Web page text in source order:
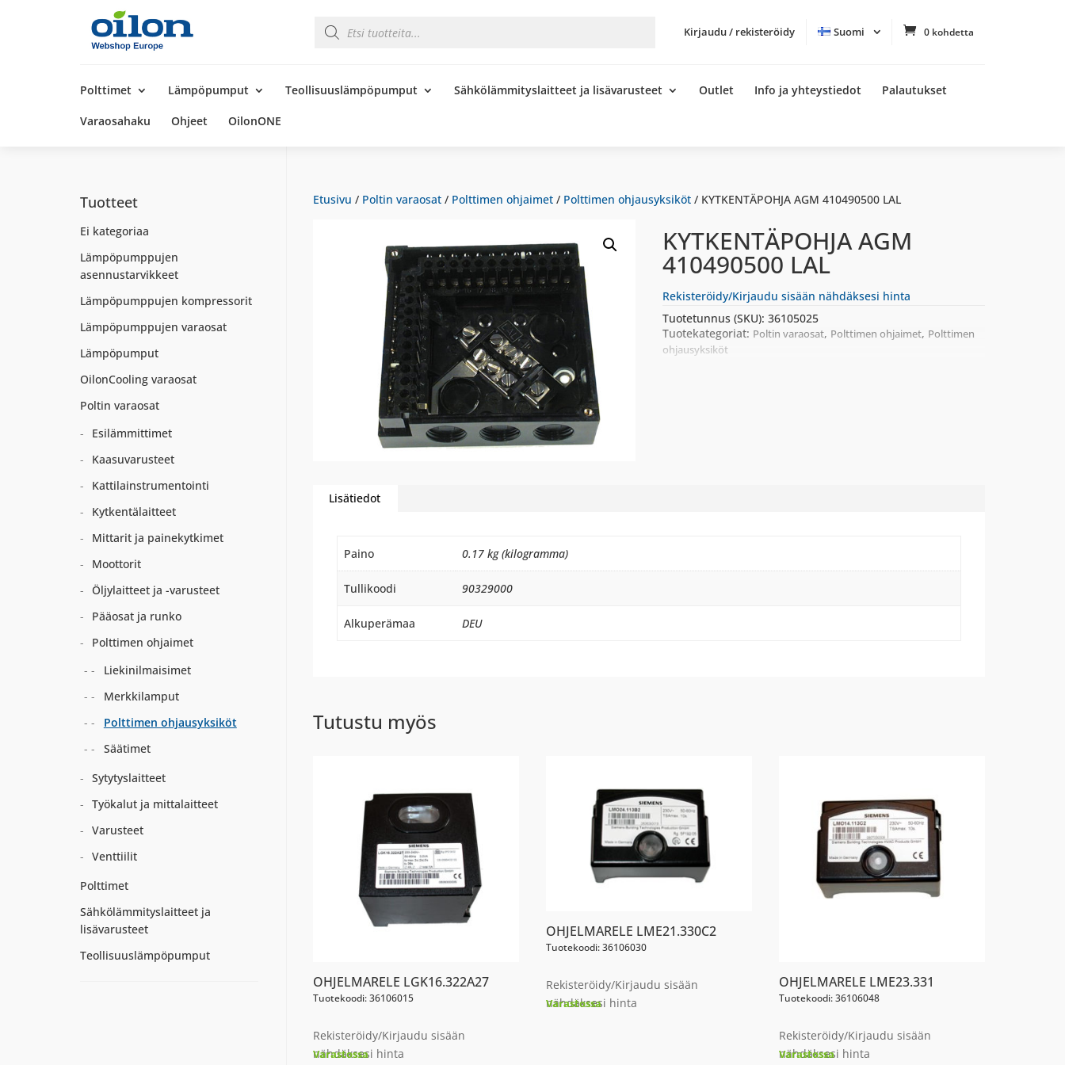
Kirjaudu / rekisteröidy Suomi 0 kohdetta
search
Polttimet Lämpöpumput Teollisuuslämpöpumput Sähkölämmityslaitteet ja lisävarusteet Outlet Info ja yhteystiedot Palautukset
Varaosahaku Ohjeet OilonONE
Etusivu / Poltin varaosat/ Polttimen ohjaimet/ Polttimen ohjausyksiköt/ KYTKENTÄPOHJA AGM 410490500 LAL
KYTKENTÄPOHJA AGM
410490500 LAL
Rekisteröidy/Kirjaudu sisään nähdäksesi hinta
Tuotetunnus (SKU):36105025
Tuotekategoriat: Poltin varaosat, Polttimen ohjaimet, Polttimen
ohjausyksiköt
Lisätiedot
Paino 0.17 kg (kilogramma)
Tullikoodi 90329000
Alkuperämaa DEU
Tutustu myös
OHJELMARELE LGK16.322A27
Tuotekoodi: 36106015
Rekisteröidy/Kirjaudu sisään
nähdäksesi hinta
Varastossa
OHJELMARELE LME21.330C2
Tuotekoodi: 36106030
Rekisteröidy/Kirjaudu sisään
nähdäksesi hinta
Varastossa
OHJELMARELE LME23.331
Tuotekoodi: 36106048
Rekisteröidy/Kirjaudu sisään
nähdäksesi hinta
Varastossa
Tuotteet
Ei kategoriaa
Lämpöpumppujen
asennustarvikkeet
Lämpöpumppujen kompressorit
Lämpöpumppujen varaosat
Lämpöpumput
OilonCooling varaosat
Poltin varaosat
Esilämmittimet
Kaasuvarusteet
Kattilainstrumentointi
Kytkentälaitteet
Mittarit ja painekytkimet
Moottorit
Öljylaitteet ja -varusteet
Pääosat ja runko
Polttimen ohjaimet
Liekinilmaisimet
Merkkilamput
Polttimen ohjausyksiköt
Säätimet
Sytytyslaitteet
Työkalut ja mittalaitteet
Varusteet
Venttiilit
Polttimet
Sähkölämmityslaitteet ja
lisävarusteet
Teollisuuslämpöpumput